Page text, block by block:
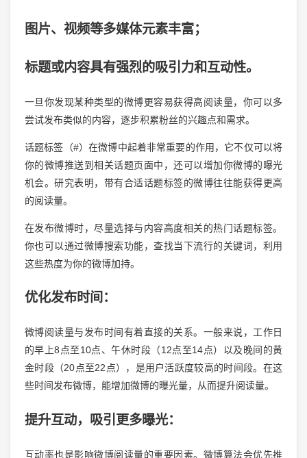
图片、视频等多媒体元素丰富；
标题或内容具有强烈的吸引力和互动性。
一旦你发现某种类型的微博更容易获得高阅读量，你可以多
尝试发布类似的内容，逐步积累粉丝的兴趣点和需求。
话题标签（#）在微博中起着非常重要的作用，它不仅可以将
你的微博推送到相关话题页面中，还可以增加你微博的曝光
机会。研究表明，带有合适话题标签的微博往往能获得更高
的阅读量。
在发布微博时，尽量选择与内容高度相关的热门话题标签。
你也可以通过微博搜索功能，查找当下流行的关键词，利用
这些热度为你的微博加持。
优化发布时间：
微博阅读量与发布时间有着直接的关系。一般来说，工作日
的早上8点至10点、午休时段（12点至14点）以及晚间的黄
金时段（20点至22点），是用户活跃度较高的时间段。在这
些时间发布微博，能增加微博的曝光量，从而提升阅读量。
提升互动，吸引更多曝光：
互动率也是影响微博阅读量的重要因素。微博算法会优先推